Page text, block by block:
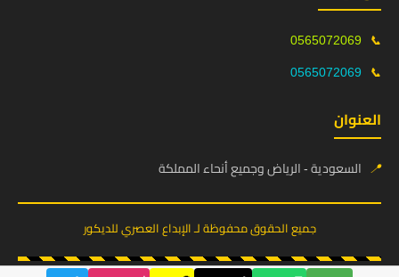
📞
0565072069
📞
0565072069
العنوان
📍 السعودية - الرياض وجميع أنحاء المملكة
جميع الحقوق محفوظة لـ الإبداع العصري للديكور